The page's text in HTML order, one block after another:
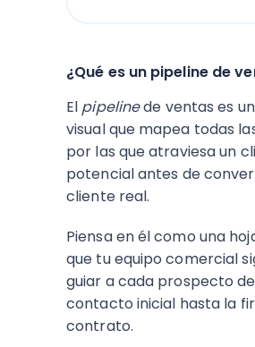
¿Qué es un pipeline de
El pipelinede ventas es
visual que mapea todas
por las que atraviesa un
potencial antes de
cliente real.
Piensa en él como una
que tu equipo comercial
guiar a cada prospecto
contacto inicial hasta la
contrato.